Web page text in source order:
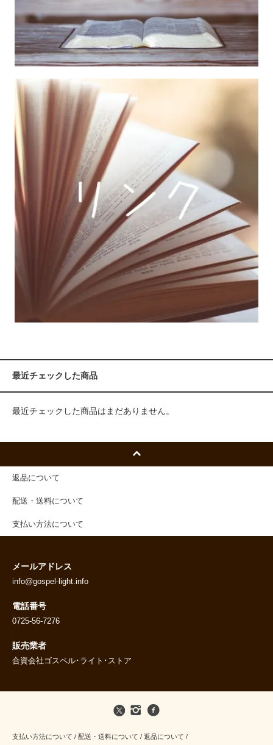
最近チェックした商品
最近チェックした商品はまだありません。
返品について
配送・送料について
支払い方法について
メールアドレス
info@gospel-light.info
電話番号
0725-56-7276
販売業者
合資会社ゴスペル･ライト･ストア
支払い方法について / 配送・送料について / 返品について /